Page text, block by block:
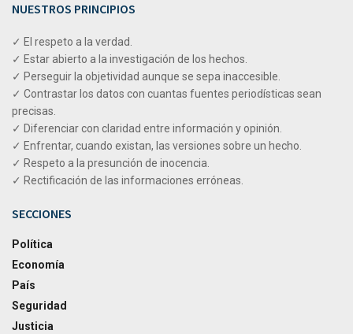
NUESTROS PRINCIPIOS
✓ El respeto a la verdad.
✓ Estar abierto a la investigación de los hechos.
✓ Perseguir la objetividad aunque se sepa inaccesible.
✓ Contrastar los datos con cuantas fuentes periodísticas sean
precisas.
✓ Diferenciar con claridad entre información y opinión.
✓ Enfrentar, cuando existan, las versiones sobre un hecho.
✓ Respeto a la presunción de inocencia.
✓ Rectificación de las informaciones erróneas.
SECCIONES
Política
Economía
País
Seguridad
Justicia